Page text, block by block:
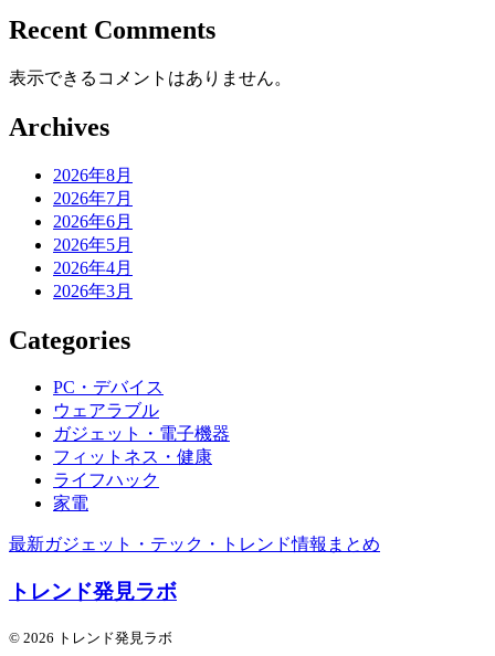
Recent Comments
表示できるコメントはありません。
Archives
2026年8月
2026年7月
2026年6月
2026年5月
2026年4月
2026年3月
Categories
PC・デバイス
ウェアラブル
ガジェット・電子機器
フィットネス・健康
ライフハック
家電
最新ガジェット・テック・トレンド情報まとめ
トレンド発見ラボ
© 2026 トレンド発見ラボ